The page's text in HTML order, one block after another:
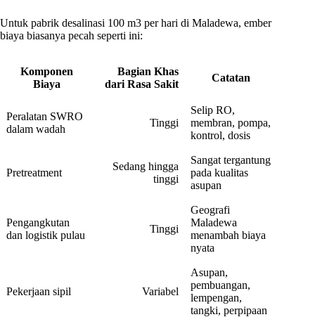
Untuk pabrik desalinasi 100 m3 per hari di Maladewa, ember
biaya biasanya pecah seperti ini:
Komponen
Biaya
Bagian Khas
dari Rasa Sakit
Catatan
Peralatan SWRO
dalam wadah
Tinggi
Selip RO,
membran, pompa,
kontrol, dosis
Pretreatment
Sedang hingga
tinggi
Sangat tergantung
pada kualitas
asupan
Pengangkutan
dan logistik pulau
Tinggi
Geografi
Maladewa
menambah biaya
nyata
Pekerjaan sipil Variabel
Asupan,
pembuangan,
lempengan,
tangki, perpipaan